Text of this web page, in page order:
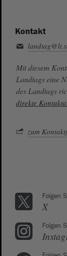
Kontakt
Mit diesem
Landtags eine
des Landtags
direkte
zum
Folgen
X
Folgen